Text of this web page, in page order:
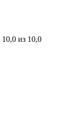
10,0 из 10,0